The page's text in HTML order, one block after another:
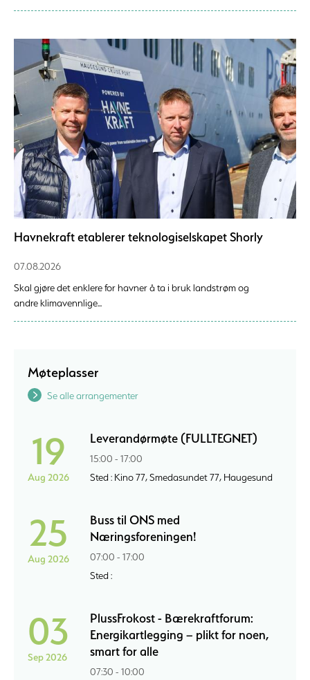
Havnekraft etablerer teknologiselskapet Shorly
07.08.2026
Skal gjøre det enklere for havner å ta i bruk landstrøm og
andre klimavennlige...
Møteplasser
Se alle arrangementer
19
Aug 2026
Leverandørmøte (FULLTEGNET)
15:00 - 17:00
Sted : Kino 77, Smedasundet 77, Haugesund
25
Aug 2026
Buss til ONS med
Næringsforeningen!
07:00 - 17:00
Sted :
03
Sep 2026
PlussFrokost - Bærekraftforum:
Energikartlegging – plikt for noen,
smart for alle
07:30 - 10:00